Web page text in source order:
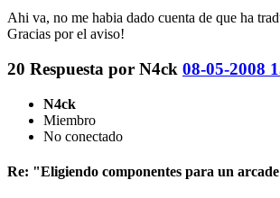
Ahi va, no me habia dado cuenta de que ha
Gracias por el aviso!
20 Respuesta por N4ck 08-05-2008
N4ck
Miembro
No conectado
Re: "Eligiendo componentes para un